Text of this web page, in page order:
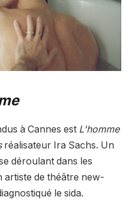
à Cannes est L'homme
réalisateur Ira Sachs. Un
déroulant dans les
artiste de théâtre new-
le sida.